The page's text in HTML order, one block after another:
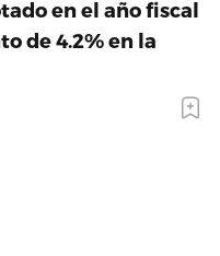
en el año fiscal
de 4.2% en la